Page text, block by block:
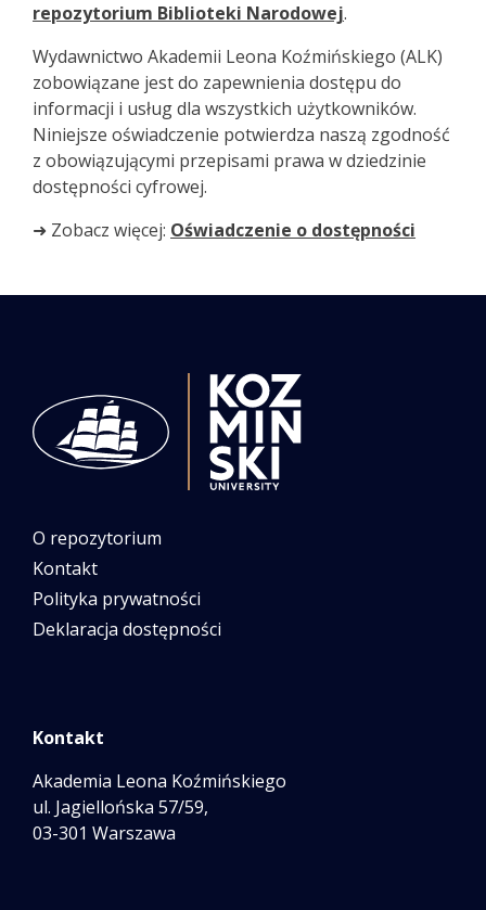
repozytorium Biblioteki Narodowej.
Wydawnictwo Akademii Leona Koźmińskiego (ALK)
zobowiązane jest do zapewnienia dostępu do
informacji i usług dla wszystkich użytkowników.
Niniejsze oświadczenie potwierdza naszą zgodność
z obowiązującymi przepisami prawa w dziedzinie
dostępności cyfrowej.
➜ Zobacz więcej: Oświadczenie o dostępności
O repozytorium
Kontakt
Polityka prywatności
Deklaracja dostępności
Kontakt
Akademia Leona Koźmińskiego
ul. Jagiellońska 57/59,
03-301 Warszawa